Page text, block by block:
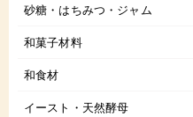
砂糖・はちみつ・ジャム
和菓子材料
和食材
イースト・天然酵母